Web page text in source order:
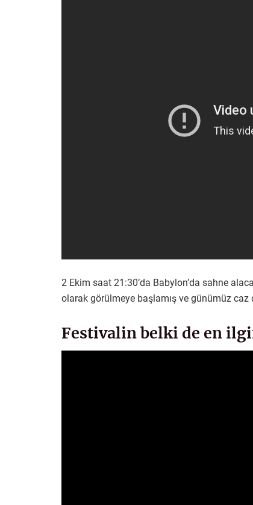
2 Ekim saat 21:30’da Babylon’da sahne
olarak görülmeye başlamış ve günümüz
Festivalin belki de en